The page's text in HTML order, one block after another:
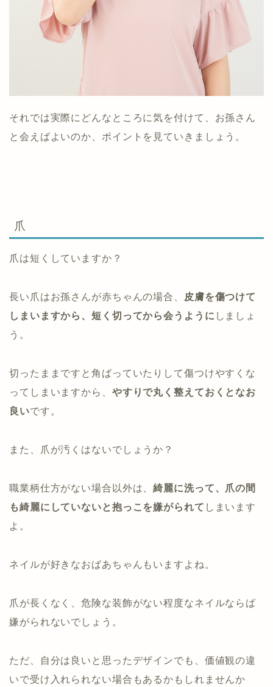
それでは実際にどんなところに気を付けて、お孫さん
と会えばよいのか、ポイントを見ていきましょう。
爪
爪は短くしていますか？
長い爪はお孫さんが赤ちゃんの場合、 皮膚を傷つけて
しまいますから、短く切ってから会うように しましょ
う。
切ったままですと角ばっていたりして傷つけやすくな
ってしまいますから、 やすりで丸く整えておくとなお
良いです。
また、爪が汚くはないでしょうか？
職業柄仕方がない場合以外は、綺麗に洗って、爪の間
も綺麗にしていないと抱っこを嫌がられて しまいます
よ。
ネイルが好きなおばあちゃんもいますよね。
爪が長くなく、危険な装飾がない程度なネイルならば
嫌がられないでしょう。
ただ、自分は良いと思ったデザインでも、価値観の違
いで受け入れられない場合もあるかもしれませんか